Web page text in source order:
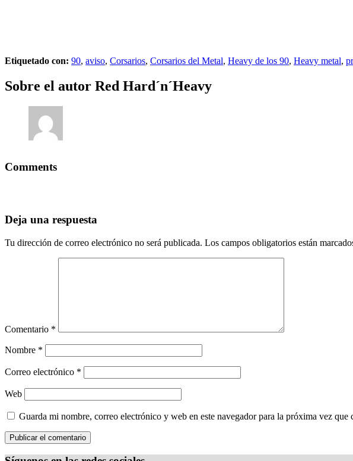
Etiquetado con: 90, aviso, Corsarios, Corsarios del Metal, Heavy de los 90, Heavy metal,
Sobre el autor Red Hard´n´Heavy
Comments
Deja una respuesta
Tu dirección de correo electrónico no será publicada. Los campos obligatorios están
Comentario *
Nombre *
Correo electrónico *
Web
Guarda mi nombre, correo electrónico y web en este navegador para la próxima vez que